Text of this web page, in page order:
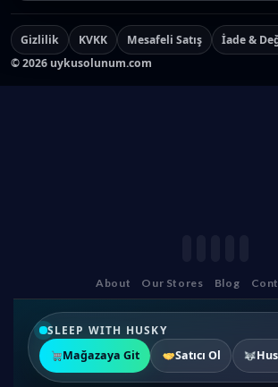
Gizlilik KVKK Mesafeli Satış İade &
©2026 uykusolunum.com
About Our Stores Blog
SLEEP WITH HUSKY
Mağazaya Git
Satıcı Ol